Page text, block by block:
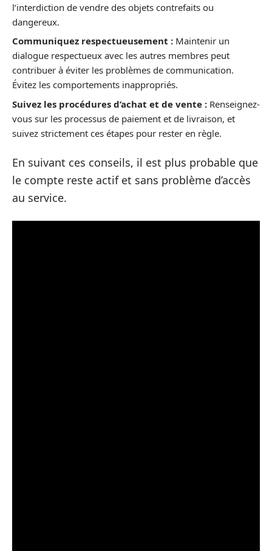
l’interdiction de vendre des objets contrefaits ou
dangereux.
Communiquez respectueusement : Maintenir un
dialogue respectueux avec les autres membres peut
contribuer à éviter les problèmes de communication.
Évitez les comportements inappropriés.
Suivez les procédures d’achat et de vente : Renseignez-
vous sur les processus de paiement et de livraison, et
suivez strictement ces étapes pour rester en règle.
En suivant ces conseils, il est plus probable que
le compte reste actif et sans problème d’accès
au service.